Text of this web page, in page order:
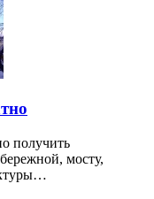
получить
мосту,